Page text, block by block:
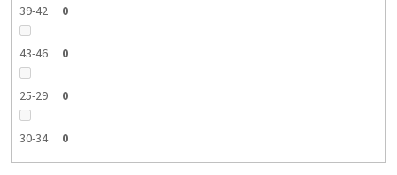
39-42 0
43-46 0
25-29 0
30-34 0